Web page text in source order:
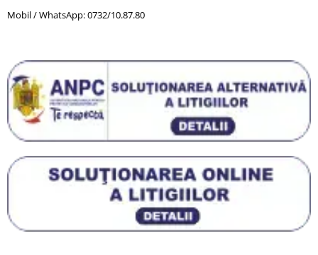
Mobil / WhatsApp: 0732/10.87.80